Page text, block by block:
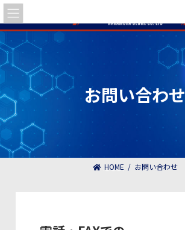
Skip
to
the
content
Skip
to
the
Navigation
お問い合わせ
HOME お問い合わせ